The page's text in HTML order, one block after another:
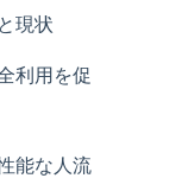
現状
利用を促
能な人流